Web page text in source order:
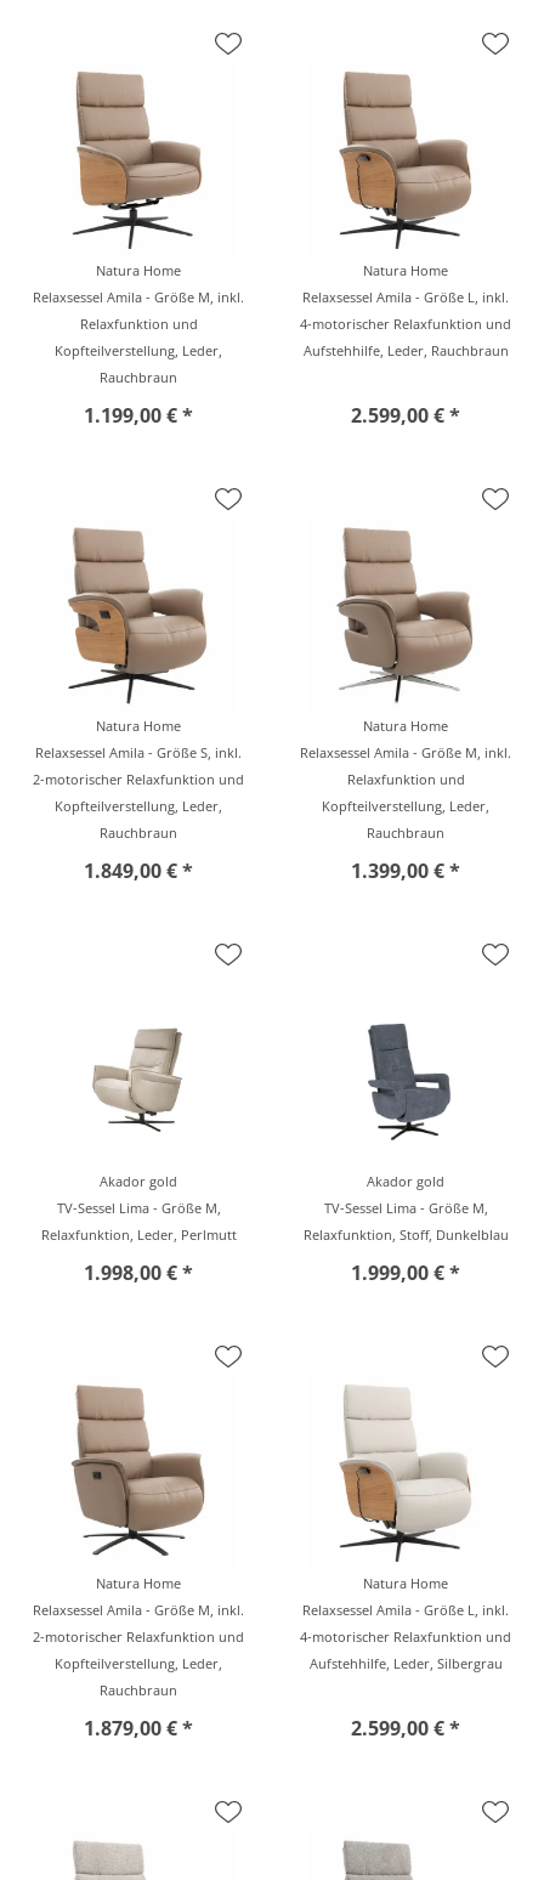
Natura Home
Relaxsessel Amila - Größe M, inkl.
Relaxfunktion und
Kopfteilverstellung, Leder,
Rauchbraun
1.199,00 € *
Natura Home
Relaxsessel Amila - Größe L, inkl.
4-motorischer Relaxfunktion und
Aufstehhilfe, Leder, Rauchbraun
2.599,00 € *
Natura Home
Relaxsessel Amila - Größe S, inkl.
2-motorischer Relaxfunktion und
Kopfteilverstellung, Leder,
Rauchbraun
1.849,00 € *
Natura Home
Relaxsessel Amila - Größe M, inkl.
Relaxfunktion und
Kopfteilverstellung, Leder,
Rauchbraun
1.399,00 € *
Akador gold
TV-Sessel Lima - Größe M,
Relaxfunktion, Leder, Perlmutt
1.998,00 € *
Akador gold
TV-Sessel Lima - Größe M,
Relaxfunktion, Stoff, Dunkelblau
1.999,00 € *
Natura Home
Relaxsessel Amila - Größe M, inkl.
2-motorischer Relaxfunktion und
Kopfteilverstellung, Leder,
Rauchbraun
1.879,00 € *
Natura Home
Relaxsessel Amila - Größe L, inkl.
4-motorischer Relaxfunktion und
Aufstehhilfe, Leder, Silbergrau
2.599,00 € *